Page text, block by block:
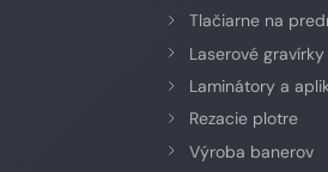
Tlačiarne na
Laserové gravírky
Laminátory a
Rezacie plotre
Výroba banerov